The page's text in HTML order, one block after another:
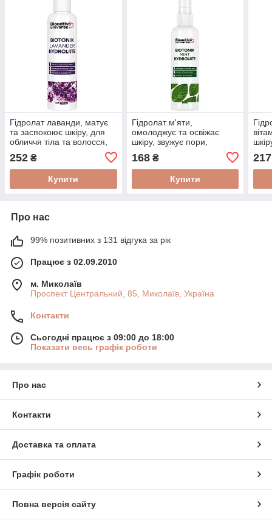
Гідролат лаванди, матує
та заспокоює шкіру, для
обличчя тіла та волосся,
252 ₴
Купити
Гідролат м'яти,
омолоджує та освіжає
шкіру, звужує пори,
тонік 100 мл, Біоактив
168₴
Купити
217
Про нас
99% позитивних з 131 відгука за рік
Працює з 02.09.2010
м. Миколаїв
Проспект Центральний, 85, Миколаїв, Україна
Контакти
Сьогодні працює з 09:00 до 18:00
Показати весь графік роботи
Про нас
Контакти
Доставка та оплата
Графік роботи
Повна версія сайту